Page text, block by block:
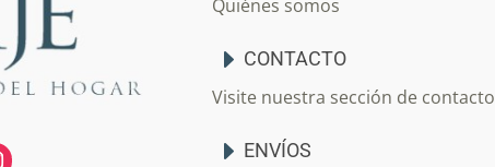
Quiénes somos
CONTACTO
Visite nuestra sección de contacto
ENVÍOS